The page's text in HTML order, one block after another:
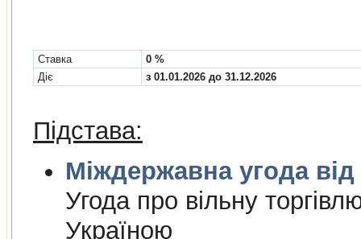
Cтавка
0 %
Діє
з 01.01.2026 до 31.12.2026
Підстава:
Угода про вiльну
Україною